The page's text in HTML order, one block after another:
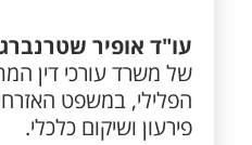
עו"ד אופיר שטרנברג
של משרד עורכי דין
הפלילי, במשפט
פירעון ושיקום כלכלי.